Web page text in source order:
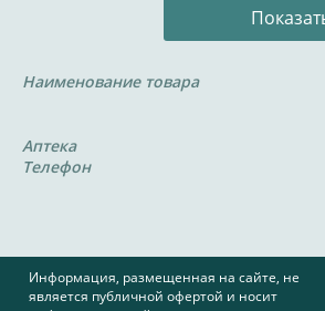
Наименование товара
Аптека
Телефон
Информация, размещенная на сайте, не
является публичной офертой и носит